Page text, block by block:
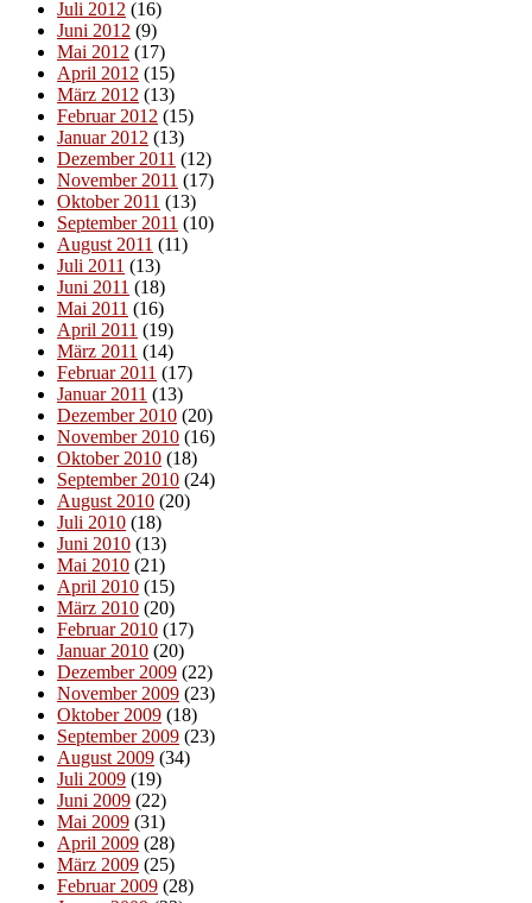
Juli 2012 (16)
Juni 2012 (9)
Mai 2012 (17)
April 2012 (15)
März 2012 (13)
Februar 2012 (15)
Januar 2012 (13)
Dezember 2011 (12)
November 2011 (17)
Oktober 2011 (13)
September 2011 (10)
August 2011 (11)
Juli 2011 (13)
Juni 2011 (18)
Mai 2011 (16)
April 2011 (19)
März 2011 (14)
Februar 2011 (17)
Januar 2011 (13)
Dezember 2010 (20)
November 2010 (16)
Oktober 2010 (18)
September 2010 (24)
August 2010 (20)
Juli 2010 (18)
Juni 2010 (13)
Mai 2010 (21)
April 2010 (15)
März 2010 (20)
Februar 2010 (17)
Januar 2010 (20)
Dezember 2009 (22)
November 2009 (23)
Oktober 2009 (18)
September 2009 (23)
August 2009 (34)
Juli 2009 (19)
Juni 2009 (22)
Mai 2009 (31)
April 2009 (28)
März 2009 (25)
Februar 2009 (28)